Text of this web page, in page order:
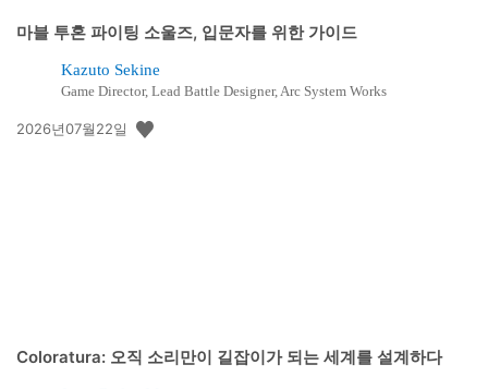
마블 투혼 파이팅 소울즈, 입문자를 위한 가이드
Kazuto Sekine
Game Director, Lead Battle Designer, Arc System Works
공
2026년07월22일
Coloratura: 오직 소리만이 길잡이가 되는 세계를 설계하다